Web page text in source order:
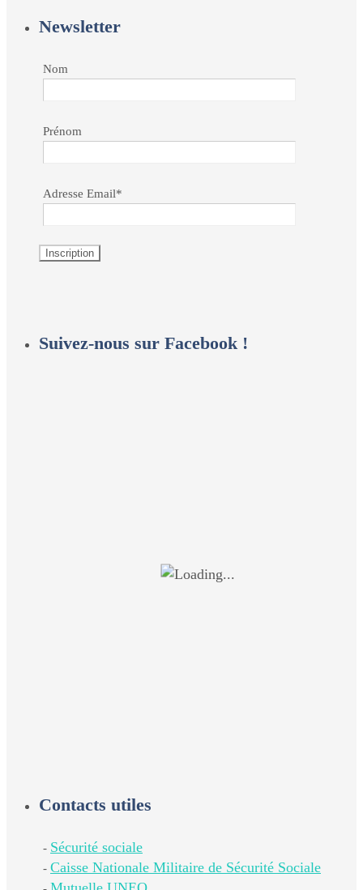
Newsletter
Nom
Prénom
Adresse Email*
Suivez-nous sur Facebook !
Contacts utiles
- Sécurité sociale
- Caisse Nationale Militaire de Sécurité Sociale